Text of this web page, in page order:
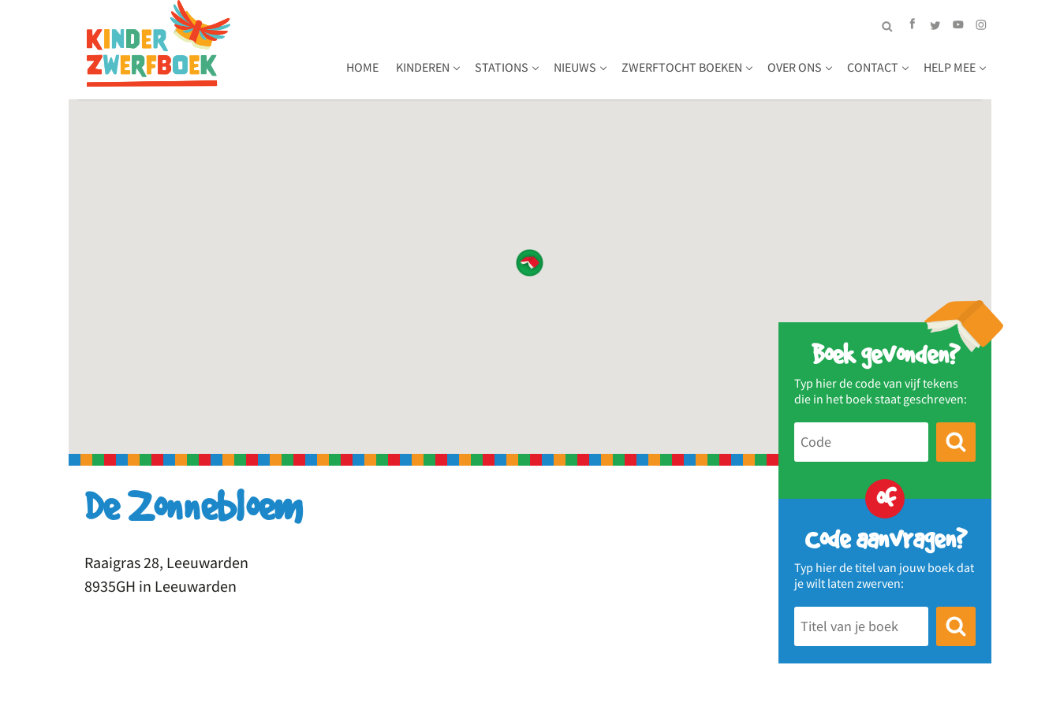
HOME KINDEREN STATIONS NIEUWS ZWERFTOCHT BOEKEN OVER ONS CONTACT HELP MEE
Boek gevonden?
Typ hier de code van vijf tekens
die in het boek staat geschreven:
of
Code aanvragen?
Typ hier de titel van jouw boek dat
je wilt laten zwerven:
De Zonnebloem
Raaigras 28, Leeuwarden
8935GH in Leeuwarden